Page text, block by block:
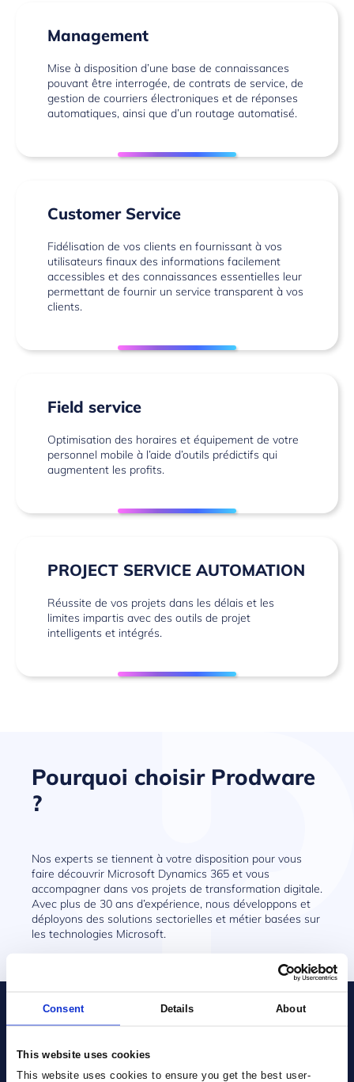
Consent Details About
This website uses cookies
This website uses cookies to ensure you get the best user-
Management
Mise à disposition d’une base de connaissances
pouvant être interrogée, de contrats de service, de
gestion de courriers électroniques et de réponses
automatiques, ainsi que d’un routage automatisé.
Customer Service
Fidélisation de vos clients en fournissant à vos
utilisateurs finaux des informations facilement
accessibles et des connaissances essentielles leur
permettant de fournir un service transparent à vos
clients.
Field service
Optimisation des horaires et équipement de votre
personnel mobile à l’aide d’outils prédictifs qui
augmentent les profits.
PROJECT SERVICE AUTOMATION
Réussite de vos projets dans les délais et les
limites impartis avec des outils de projet
intelligents et intégrés.
Pourquoi choisir Prodware
?
Nos experts se tiennent à votre disposition pour vous
faire découvrir Microsoft Dynamics 365 et vous
accompagner dans vos projets de transformation digitale.
Avec plus de 30 ans d’expérience, nous développons et
déployons des solutions sectorielles et métier basées sur
les technologies Microsoft.
Vous avez un projet ?
Parlons-en !